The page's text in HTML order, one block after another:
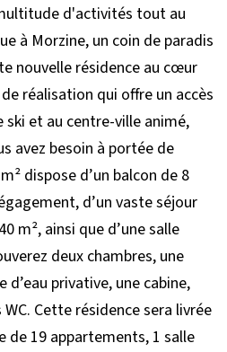
d'activités tout au
à Morzine, un coin de paradis
nouvelle résidence au cœur
réalisation qui offre un accès
et au centre-ville animé,
avez besoin à portée de
dispose d’un balcon de 8
d’un vaste séjour
m², ainsi que d’une salle
deux chambres, une
privative, une cabine,
Cette résidence sera livrée
de 19 appartements, 1 salle